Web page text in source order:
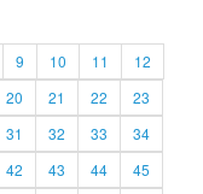
9 10 11
12
20 21 22
23
31 32 33
34
42 43 44
45